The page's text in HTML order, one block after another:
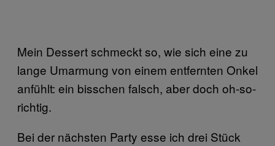
Mein Dessert schmeckt so, wie sich eine zu
lange Umarmung von einem entfernten Onkel
anfühlt: ein bisschen falsch, aber doch oh-so-
richtig.
Bei der nächsten Party esse ich drei Stück